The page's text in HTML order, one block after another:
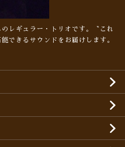
レギュラー・トリオです。〝これ
できるサウンドをお届けします。